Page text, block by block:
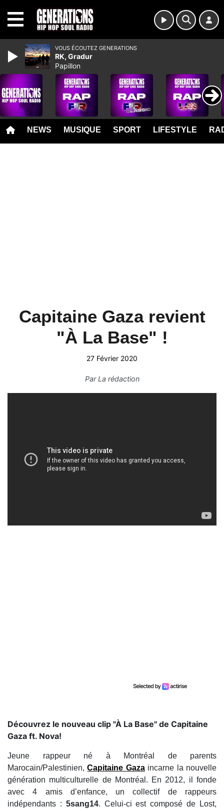
NEWS MUSIQUE SPORT LIFESTYLE
Capitaine Gaza revient
"À La Base" !
27 Février 2020
ParLa rédaction
Découvrez le nouveau clip "À La Base" de Capitaine
Gaza ft. Nova!
Jeune rappeur né à Montréal de parents
Marocain/Palestinien,Capitaine Gazaincarne la nouvelle
génération multiculturelle de Montréal. En 2012, il fonde
avec 4 amis d’enfance, un collectif de rappeurs
indépendants : 5sang14. Celui-ci est composé de Lost,
VOUS ÉCOUTEZ GENERATIONS
RK, Gradur
Papillon